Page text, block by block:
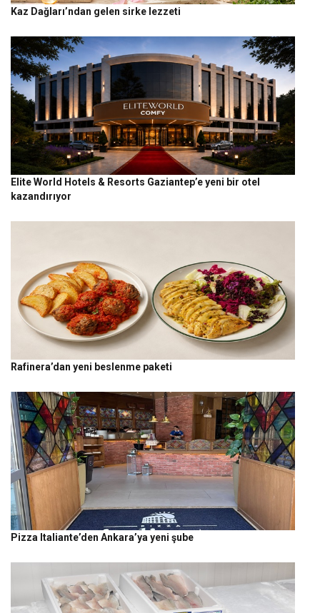
Kaz Dağları’ndan gelen sirke lezzeti
Elite World Hotels & Resorts Gaziantep’e yeni bir otel
kazandırıyor
Rafinera’dan yeni beslenme paketi
Pizza Italiante’den Ankara’ya yeni şube